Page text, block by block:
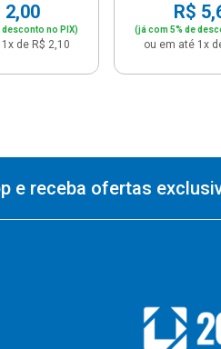
2,00
desconto no PIX)
de R$ 2,10
R$
(já com 5% de
ou em até 1x
e receba ofertas